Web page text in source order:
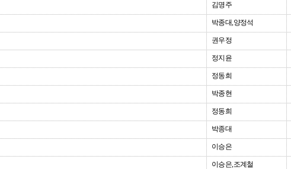
김명주
박종대,양정석
권우정
정지윤
정동희
박종현
정동희
박종대
이승은
이승은,조계철